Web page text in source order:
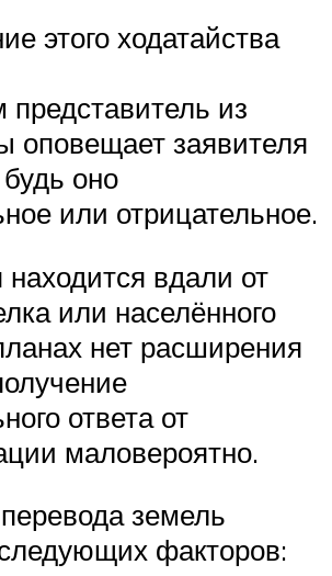
этого ходатайства
представитель из
оповещает заявителя
оно
или отрицательное.
вдали от
или населённого
нет расширения
ответа от
маловероятно.
земель
факторов: